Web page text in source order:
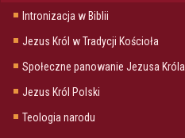
Intronizacja w Biblii
Jezus Król w Tradycji Kościoła
Społeczne panowanie Jezusa Króla
Jezus Król Polski
Teologia narodu